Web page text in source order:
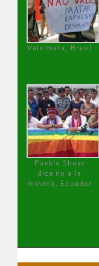
Vale mata, Brasil
Pueblo Shuar
dice no a la
minería, Ecuador